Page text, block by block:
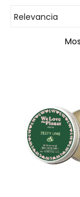
Relevancia